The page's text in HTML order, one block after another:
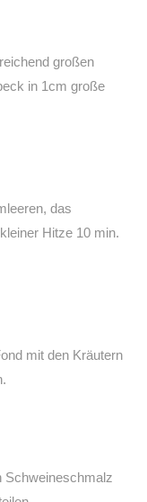
großen
in 1cm große
das
Hitze 10 min.
mit den Kräutern
Schweineschmalz